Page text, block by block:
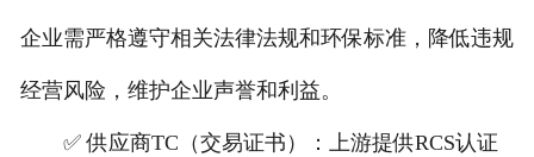
企业需严格遵守相关法律法规和环保标准，降低违规
经营风险，维护企业声誉和利益。
✅ 供应商TC（交易证书）：上游提供RCS认证